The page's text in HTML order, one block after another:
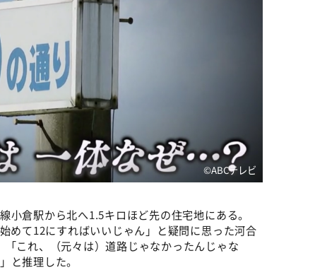
©️ABCテレビ
小倉駅から北へ1.5キロほど先の住宅地にある。
めて12にすればいいじゃん」と疑問に思った河合
これ、（元々は）道路じゃなかったんじゃな
と推理した。